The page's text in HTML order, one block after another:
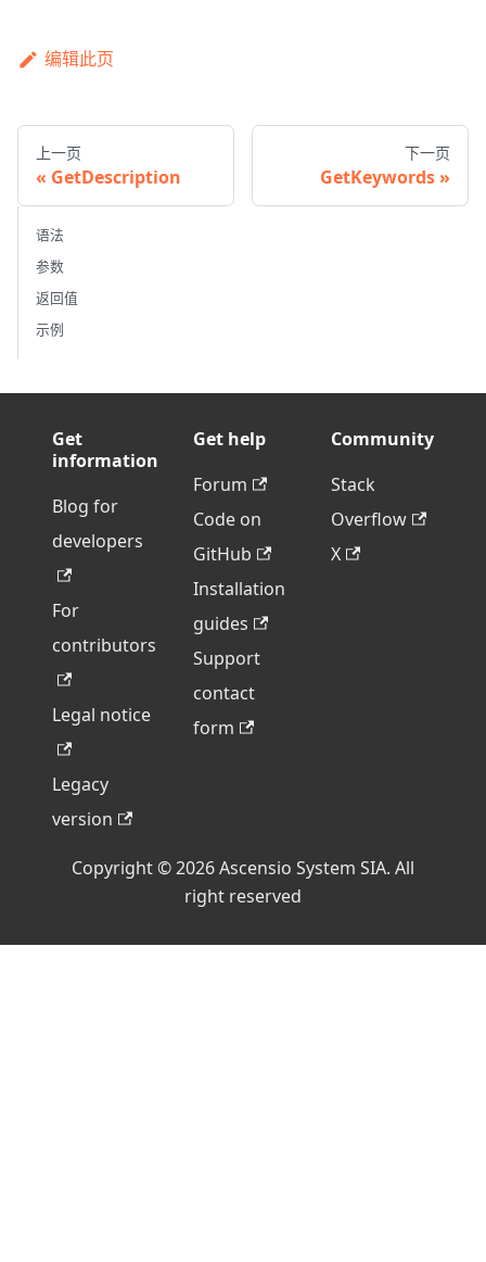
编辑此页
上一页
GetDescription
下一页
GetKeywords
语法
参数
返回值
示例
Get
information
Blog for
developers
For
contributors
Legal notice
Legacy
version
Get help
Forum
Code on
GitHub
Installation
guides
Support
contact
form
Community
Stack
Overflow
X
Copyright © 2026 Ascensio System SIA. All
right reserved